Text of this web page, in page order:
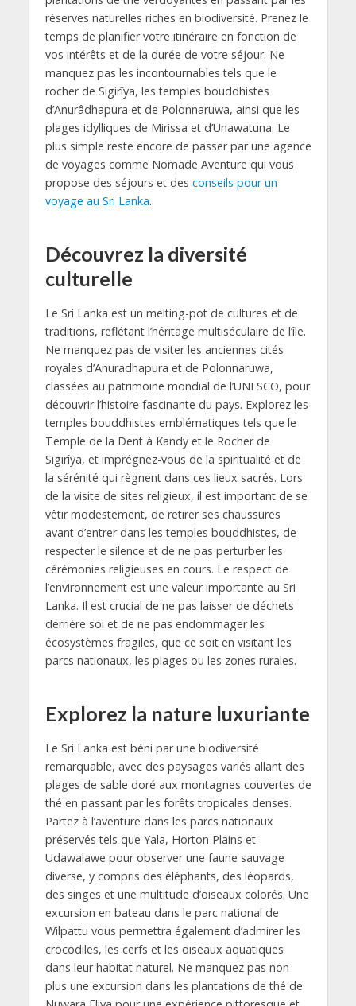
réserves naturelles riches en biodiversité. Prenez le
temps de planifier votre itinéraire en fonction de
vos intérêts et de la durée de votre séjour. Ne
manquez pas les incontournables tels que le
rocher de Sigirîya, les temples bouddhistes
d’Anurâdhapura et de Polonnaruwa, ainsi que les
plages idylliques de Mirissa et d’Unawatuna. Le
plus simple reste encore de passer par une agence
de voyages comme Nomade Aventure qui vous
propose des séjours et des conseils pour un
voyage au Sri Lanka.
Découvrez la diversité
culturelle
Le Sri Lanka est un melting-pot de cultures et de
traditions, reflétant l’héritage multiséculaire de l’île.
Ne manquez pas de visiter les anciennes cités
royales d’Anuradhapura et de Polonnaruwa,
classées au patrimoine mondial de l’UNESCO, pour
découvrir l’histoire fascinante du pays. Explorez les
temples bouddhistes emblématiques tels que le
Temple de la Dent à Kandy et le Rocher de
Sigirîya, et imprégnez-vous de la spiritualité et de
la sérénité qui règnent dans ces lieux sacrés. Lors
de la visite de sites religieux, il est important de se
vêtir modestement, de retirer ses chaussures
avant d’entrer dans les temples bouddhistes, de
respecter le silence et de ne pas perturber les
cérémonies religieuses en cours. Le respect de
l’environnement est une valeur importante au Sri
Lanka. Il est crucial de ne pas laisser de déchets
derrière soi et de ne pas endommager les
écosystèmes fragiles, que ce soit en visitant les
parcs nationaux, les plages ou les zones rurales.
Explorez la nature luxuriante
Le Sri Lanka est béni par une biodiversité
remarquable, avec des paysages variés allant des
plages de sable doré aux montagnes couvertes de
thé en passant par les forêts tropicales denses.
Partez à l’aventure dans les parcs nationaux
préservés tels que Yala, Horton Plains et
Udawalawe pour observer une faune sauvage
diverse, y compris des éléphants, des léopards,
des singes et une multitude d’oiseaux colorés. Une
excursion en bateau dans le parc national de
Wilpattu vous permettra également d’admirer les
crocodiles, les cerfs et les oiseaux aquatiques
dans leur habitat naturel. Ne manquez pas non
plus une excursion dans les plantations de thé de